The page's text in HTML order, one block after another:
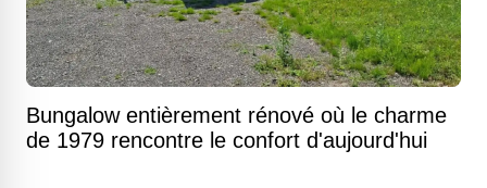
Bungalow entièrement rénové où le charme
de 1979 rencontre le confort d'aujourd'hui